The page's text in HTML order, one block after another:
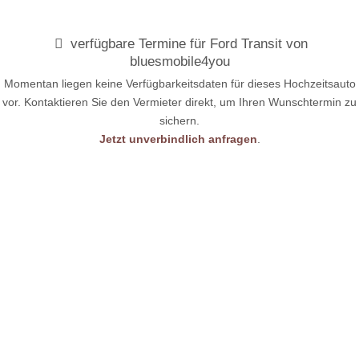
Dann ist unser Buick Skylark Bj. 1965 genau das richtige für Sie.
Oder lieber im Military Style? Wie wäre es mit unserem 1977er
Chevy Caprice, im Military Police Style?
Nicht zuletzt unser Urgestein der Automobilgeschichte. Unser
Fold Transit 9 Sitzer Bus, Bj. 1985, versetzt Sie in die 80er Jahre
verfügbare Termine für Ford Transit von
bluesmobile4you
Momentan liegen keine Verfügbarkeitsdaten für dieses Hochzeitsauto
vor. Kontaktieren Sie den Vermieter direkt, um Ihren Wunschtermin zu
sichern.
Jetzt unverbindlich anfragen.